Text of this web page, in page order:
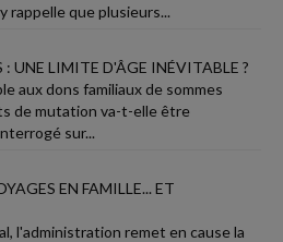
rappelle que plusieurs...
UNE LIMITE D'ÂGE INÉVITABLE ?
aux dons familiaux de sommes
de mutation va-t-elle être
sur...
EN FAMILLE... ET
l'administration remet en cause la